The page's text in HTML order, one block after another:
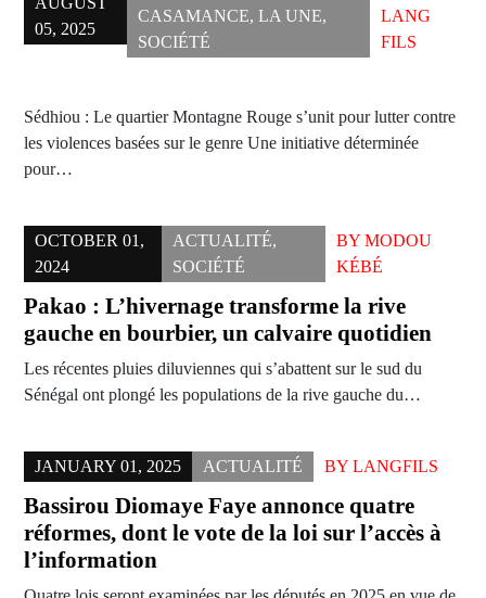
05, 2025
CASAMANCE,LA UNE,
SOCIÉTÉ
LANG
FILS
Sédhiou : Le quartier Montagne Rouge s’unit pour lutter contre
les violences basées sur le genre Une initiative déterminée
pour…
OCTOBER 01,
2024
ACTUALITÉ,
SOCIÉTÉ
BYMODOU
KÉBÉ
Pakao : L’hivernage transforme la rive
gauche en bourbier, un calvaire quotidien
Les récentes pluies diluviennes qui s’abattent sur le sud du
Sénégal ont plongé les populations de la rive gauche du…
JANUARY 01, 2025 ACTUALITÉ BY LANGFILS
Bassirou Diomaye Faye annonce quatre
réformes, dont le vote de la loi sur l’accès à
l’information